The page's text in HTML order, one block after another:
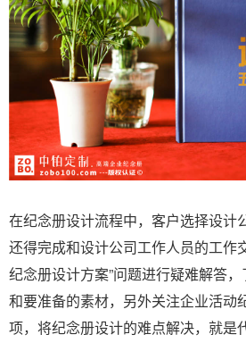
在纪念册设计流程中，客户选择设计
还得完成和设计公司工作人员的工作
纪念册设计方案”问题进行疑难解答
和要准备的素材，另外关注企业活动
项，将纪念册设计的难点解决，就是